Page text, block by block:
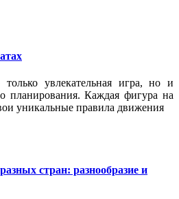
увлекательная игра, но и
планирования. Каждая фигура на
уникальные правила движения
стран: разнообразие и